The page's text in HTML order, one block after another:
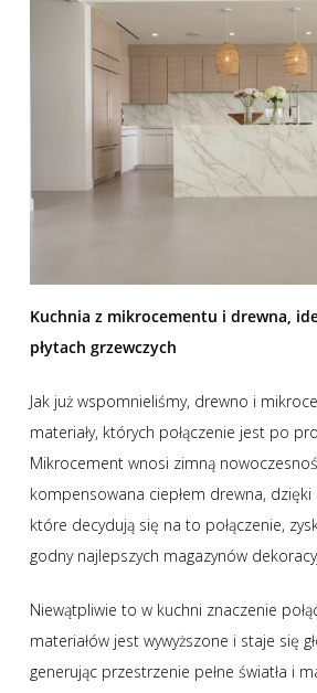
Kuchnia z mikrocementu i drewna,
płytach grzewczych
Jak już wspomnieliśmy, drewno i
materiały, których połączenie jest po
Mikrocement wnosi zimną
kompensowana ciepłem drewna,
które decydują się na to połączenie,
godny najlepszych magazynów
Niewątpliwie to w kuchni znaczenie
materiałów jest wywyższone i staje się
generując przestrzenie pełne światła i